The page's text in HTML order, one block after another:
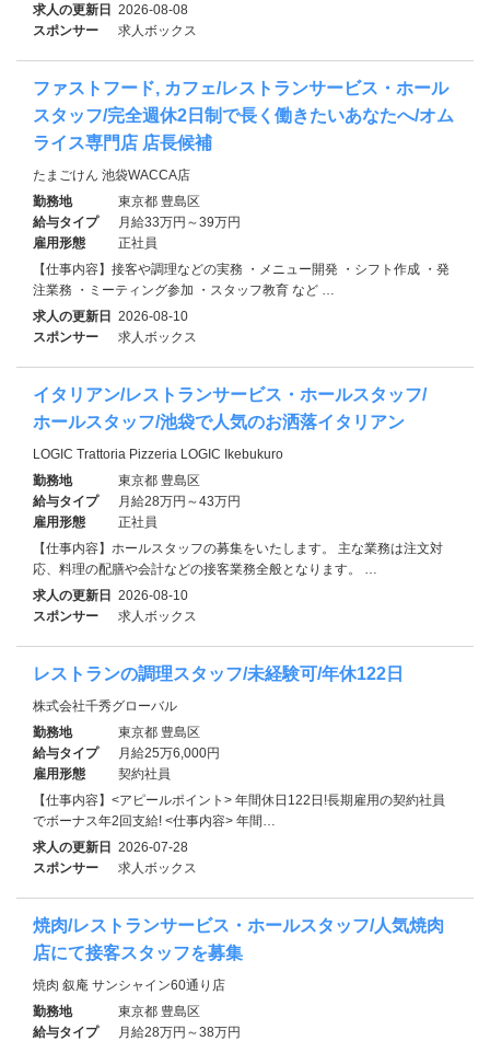
求人の更新日 2026-08-08
スポンサー
求人ボックス
ファストフード, カフェ/レストランサービス・ホール
スタッフ/完全週休2日制で長く働きたいあなたへ/オム
ライス専門店 店長候補
たまごけん 池袋WACCA店
勤務地
東京都 豊島区
給与タイプ
月給33万円～39万円
雇用形態
正社員
【仕事内容】接客や調理などの実務 ・メニュー開発 ・シフト作成 ・発
注業務 ・ミーティング参加 ・スタッフ教育 など …
求人の更新日 2026-08-10
スポンサー
求人ボックス
イタリアン/レストランサービス・ホールスタッフ/
ホールスタッフ/池袋で人気のお洒落イタリアン
LOGIC Trattoria Pizzeria LOGIC Ikebukuro
勤務地
東京都 豊島区
給与タイプ
月給28万円～43万円
雇用形態
正社員
【仕事内容】ホールスタッフの募集をいたします。 主な業務は注文対
応、料理の配膳や会計などの接客業務全般となります。 …
求人の更新日 2026-08-10
スポンサー
求人ボックス
レストランの調理スタッフ/未経験可/年休122日
株式会社千秀グローバル
勤務地
東京都 豊島区
給与タイプ
月給25万6,000円
雇用形態
契約社員
【仕事内容】<アピールポイント> 年間休日122日!長期雇用の契約社員
でボーナス年2回支給! <仕事内容> 年間…
求人の更新日 2026-07-28
スポンサー
求人ボックス
焼肉/レストランサービス・ホールスタッフ/人気焼肉
店にて接客スタッフを募集
焼肉 叙庵 サンシャイン60通り店
勤務地
東京都 豊島区
給与タイプ
月給28万円～38万円